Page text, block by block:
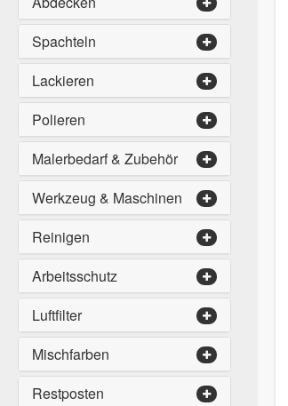
Spachteln
Lackieren
Polieren
Malerbedarf & Zubehör
Werkzeug & Maschinen
Reinigen
Arbeitsschutz
Luftfilter
Mischfarben
Restposten